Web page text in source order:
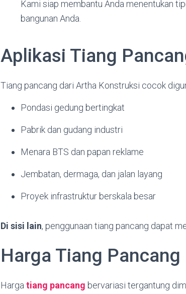
Kami siap membantu Anda menentukan
bangunan Anda.
Aplikasi Tiang
Tiang pancang dari Artha Konstruksi cocok
Pondasi gedung bertingkat
Pabrik dan gudang industri
Menara BTS dan papan reklame
Jembatan, dermaga, dan jalan layang
Proyek infrastruktur berskala besar
Di sisi lain, penggunaan tiang pancang dapat
Harga Tiang Pancang
Harga tiang pancang bervariasi tergantung